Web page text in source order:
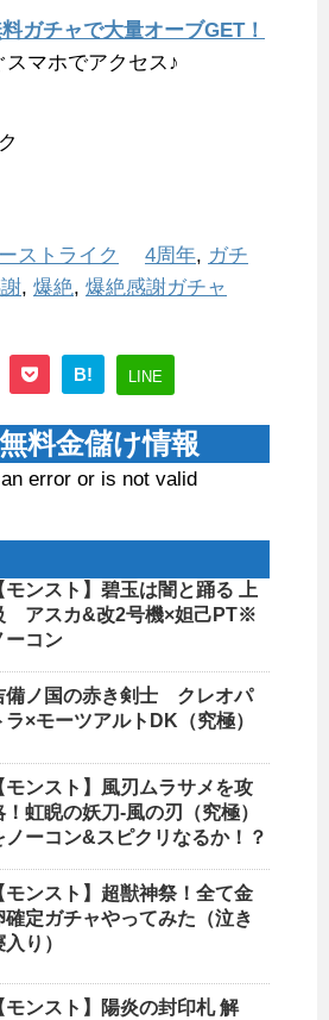
ガチャで大量オーブGET！
スマホでアクセス♪
ストライク 4周年, ガチ
, 爆絶, 爆絶感謝ガチャ
B! LINE
料金儲け情報
error or is not valid
モンスト】碧玉は闇と踊る 上
アスカ&改2号機×妲己PT※
ーコン
備ノ国の赤き剣士 クレオパ
ラ×モーツアルトDK（究極）
モンスト】風刃ムラサメを攻
！虹睨の妖刀-風の刃（究極）
ノーコン&スピクリなるか！？
モンスト】超獣神祭！全て金
確定ガチャやってみた（泣き
入り）
モンスト】陽炎の封印札 解